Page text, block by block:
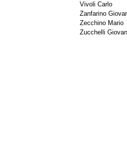
Vivoli Carlo
Zanfarino
Zecchino Mario
Zucchelli